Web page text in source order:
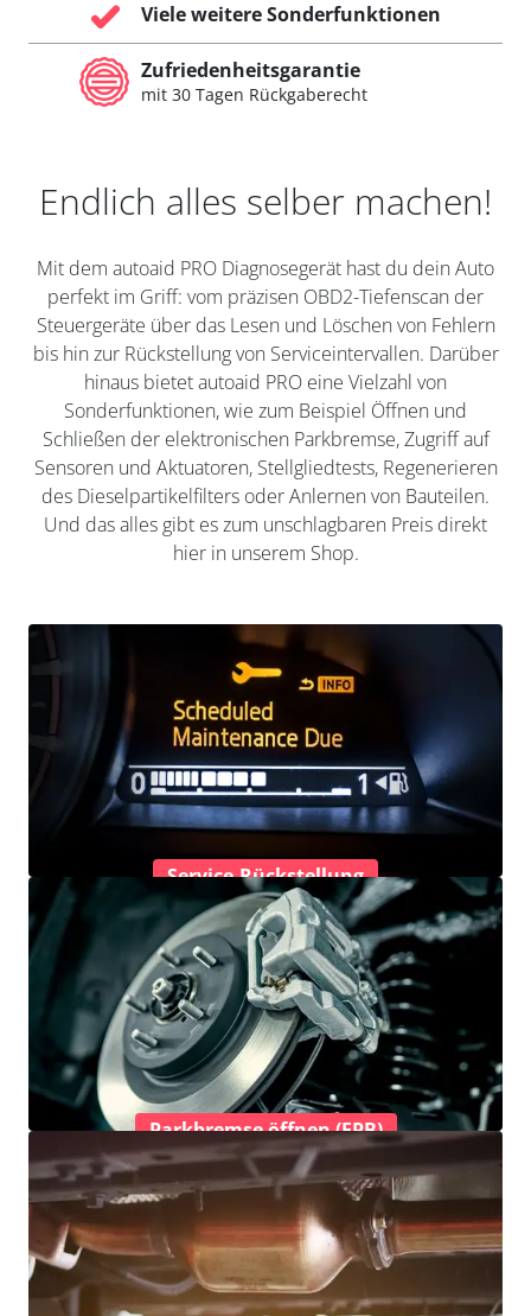
Viele weitere Sonderfunktionen
Zufriedenheitsgarantie
mit 30 Tagen Rückgaberecht
Endlich alles selber machen!
Mit dem autoaid PRO Diagnosegerät hast du dein Auto
perfekt im Griff: vom präzisen OBD2-Tiefenscan der
Steuergeräte über das Lesen und Löschen von Fehlern
bis hin zur Rückstellung von Serviceintervallen. Darüber
hinaus bietet autoaid PRO eine Vielzahl von
Sonderfunktionen, wie zum Beispiel Öffnen und
Schließen der elektronischen Parkbremse, Zugriff auf
Sensoren und Aktuatoren, Stellgliedtests, Regenerieren
des Dieselpartikelfilters oder Anlernen von Bauteilen.
Und das alles gibt es zum unschlagbaren Preis direkt
hier in unserem Shop.
Service-Rückstellung
Parkbremse öffnen (EPB)